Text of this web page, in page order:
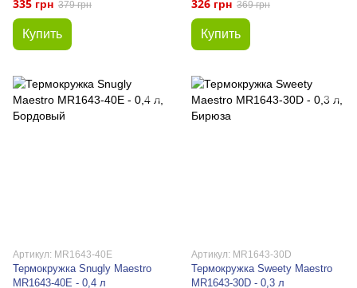
335 грн 379 грн
Купить
326 грн 369 грн
Купить
Артикул: MR1643-40E
Термокружка Snugly Maestro
MR1643-40E - 0,4 л
Артикул: MR1643-30D
Термокружка Sweety Maestro
MR1643-30D - 0,3 л